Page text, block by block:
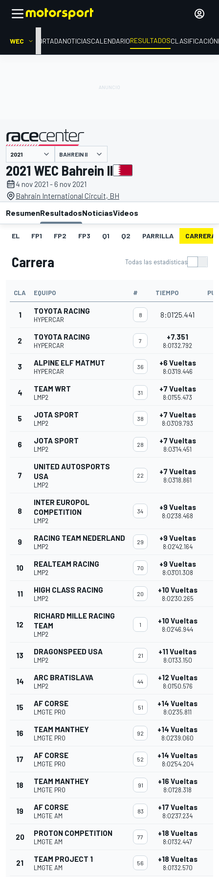
WEC PORTADANOTICIASCALENDARIORESULTADOSCLASIFICACIÓN
presentado por BAHREIN II
2021 WEC Bahrein II
4 nov 2021 - 6 nov 2021
Bahrain International Circuit, BH
ResumenResultadosNoticiasVideos
EL FP1 FP2 FP3 Q1 Q2 PARRILLA CARRERA
Carrera Todas las estadísticas
CLA EQUIPO # TIEMPO
1 TOYOTA RACING
HYPERCAR
8 8:01'25.441
2 TOYOTA RACING
HYPERCAR
7 +7.351
8:01'32.792
3 ALPINE ELF MATMUT
HYPERCAR
36 +6 Vueltas
8:03'19.446
4 TEAM WRT
LMP2
31 +7 Vueltas
8:01'55.473
5 JOTA SPORT
LMP2
38 +7 Vueltas
8:03'09.793
6 JOTA SPORT
LMP2
28 +7 Vueltas
8:03'14.451
7
UNITED AUTOSPORTS
USA
LMP2
22 +7 Vueltas
8:03'18.861
8
INTER EUROPOL
COMPETITION
LMP2
34 +9 Vueltas
8:02'38.468
9 RACING TEAM NEDERLAND
LMP2
29 +9 Vueltas
8:02'42.164
10 REALTEAM RACING
LMP2
70 +9 Vueltas
8:03'01.308
11 HIGH CLASS RACING
LMP2
20 +10 Vueltas
8:02'30.265
12
RICHARD MILLE RACING
TEAM
LMP2
1 +10 Vueltas
8:02'46.944
13 DRAGONSPEED USA
LMP2
21 +11 Vueltas
8:01'33.150
14 ARC BRATISLAVA
LMP2
44 +12 Vueltas
8:01'50.576
15 AF CORSE
LMGTE PRO
51 +14 Vueltas
8:02'35.811
16 TEAM MANTHEY
LMGTE PRO
92 +14 Vueltas
8:02'39.060
17 AF CORSE
LMGTE PRO
52 +14 Vueltas
8:02'54.204
18 TEAM MANTHEY
LMGTE PRO
91 +16 Vueltas
8:01'28.318
19 AF CORSE
LMGTE AM
83 +17 Vueltas
8:02'37.234
20 PROTON COMPETITION
LMGTE AM
77 +18 Vueltas
8:01'32.447
21 TEAM PROJECT 1
LMGTE AM
56 +18 Vueltas
8:01'32.570